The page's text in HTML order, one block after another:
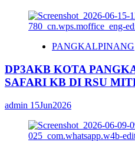
PANGKALPINANG
DP3AKB KOTA
SAFARI KB DI RSU
admin 15Jun2026